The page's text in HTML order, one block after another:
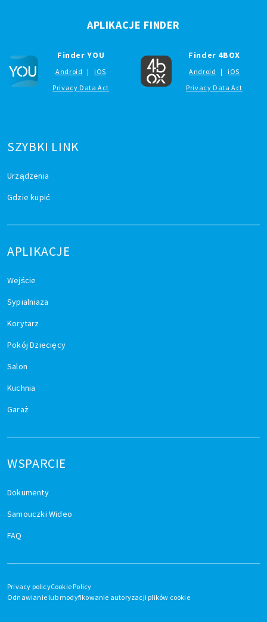
SZYBKI LINK
Urządzenia
Gdzie kupić
APLIKACJE
Wejście
Sypialniaza
Korytarz
Pokój Dziecięcy
Salon
Kuchnia
Garaż
WSPARCIE
Dokumenty
Samouczki Wideo
FAQ
APLIKACJE FINDER
Finder YOU
Android |
iOS
Privacy Data Act
Finder 4BOX
Android |
iOS
Privacy Data Act
Privacy policyCookie Policy
Odnawianie lub modyfikowanie autoryzacji plików cookie